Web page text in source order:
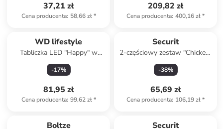
37,21 zł
Cena producenta: 58,66 zł*
209,82 zł
Cena producenta: 400,16 zł*
WD lifestyle
Tabliczka LED "Happy" w
różnych kolorach - 23 x 13 cm
-17%
81,95 zł
Cena producenta: 99,62 zł*
Securit
2-częściowy zestaw "Chicken"
- 27,3 x 37,4 x 0,30 cm
-38%
65,69 zł
Cena producenta: 106,19 zł*
Boltze Securit